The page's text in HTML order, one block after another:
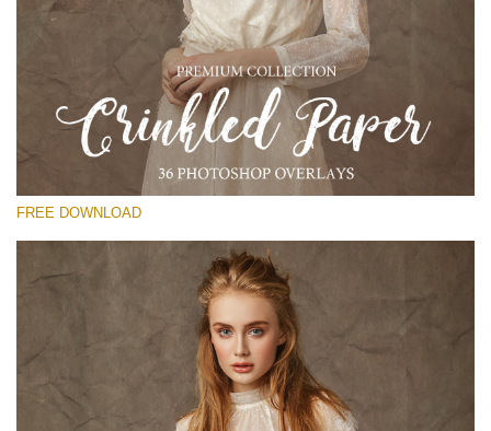
Kérlek, válassz
Free Photoshop Overlay
Small 800*533px
Сrinkled Paper
(36 Overlays)
Entire Collection
Large 6000*4000px
Ingyenes letöltés
FREE DOWNLOAD